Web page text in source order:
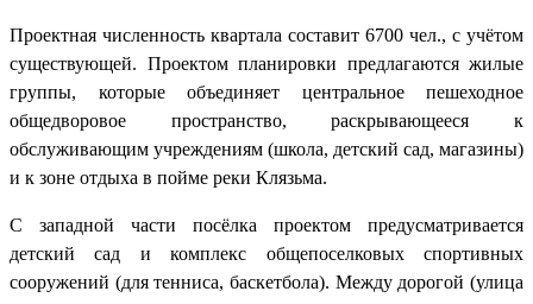
Проектная численность квартала составит 6700 чел., с учётом
существующей. Проектом планировки предлагаются жилые
группы, которые объединяет центральное пешеходное
общедворовое пространство, раскрывающееся к
обслуживающим учреждениям (школа, детский сад, магазины)
и к зоне отдыха в пойме реки Клязьма.
С западной части посёлка проектом предусматривается
детский сад и комплекс общепоселковых спортивных
сооружений (для тенниса, баскетбола). Между дорогой (улица